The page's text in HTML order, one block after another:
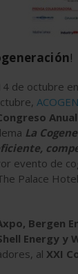
!
de octubre
ACOGEN
La
evento de
Palace
Bergen
Energy y
al XXI